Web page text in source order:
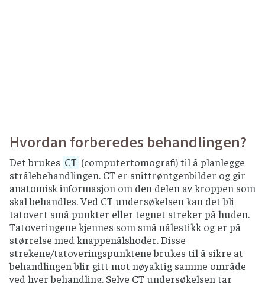
Hvordan forberedes behandlingen?
Det brukes CT (computertomografi) til å planlegge
strålebehandlingen. CT er snittrøntgenbilder og gir
anatomisk informasjon om den delen av kroppen som
skal behandles. Ved CT undersøkelsen kan det bli
tatovert små punkter eller tegnet streker på huden.
Tatoveringene kjennes som små nålestikk og er på
størrelse med knappenålshoder. Disse
strekene/tatoveringspunktene brukes til å sikre at
behandlingen blir gitt mot nøyaktig samme område
ved hver behandling. Selve CT undersøkelsen tar